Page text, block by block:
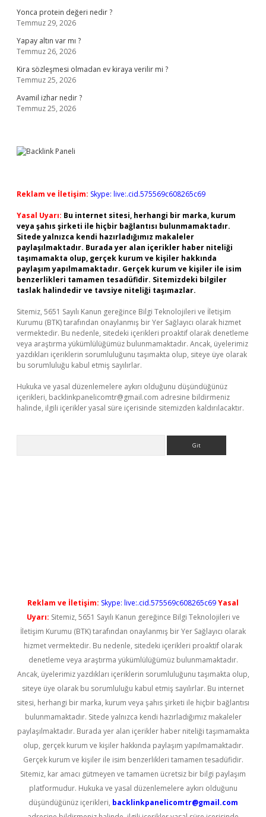
Yonca protein değeri nedir ?
Temmuz 29, 2026
Yapay altın var mı ?
Temmuz 26, 2026
Kira sözleşmesi olmadan ev kiraya verilir mi ?
Temmuz 25, 2026
Avamil izhar nedir ?
Temmuz 25, 2026
Reklam ve İletişim: Skype: live:.cid.575569c608265c69
Yasal Uyarı: Bu internet sitesi, herhangi bir marka, kurum
veya şahıs şirketi ile hiçbir bağlantısı bulunmamaktadır.
Sitede yalnızca kendi hazırladığımız makaleler
paylaşılmaktadır. Burada yer alan içerikler haber niteliği
taşımamakta olup, gerçek kurum ve kişiler hakkında
paylaşım yapılmamaktadır. Gerçek kurum ve kişiler ile isim
benzerlikleri tamamen tesadüfidir. Sitemizdeki bilgiler
taslak halindedir ve tavsiye niteliği taşımazlar.
Sitemiz, 5651 Sayılı Kanun gereğince Bilgi Teknolojileri ve İletişim
Kurumu (BTK) tarafından onaylanmış bir Yer Sağlayıcı olarak hizmet
vermektedir. Bu nedenle, sitedeki içerikleri proaktif olarak denetleme
veya araştırma yükümlülüğümüz bulunmamaktadır. Ancak, üyelerimiz
yazdıkları içeriklerin sorumluluğunu taşımakta olup, siteye üye olarak
bu sorumluluğu kabul etmiş sayılırlar.
Hukuka ve yasal düzenlemelere aykırı olduğunu düşündüğünüz
içerikleri, backlinkpanelicomtr@gmail.com adresine bildirmeniz
halinde, ilgili içerikler yasal süre içerisinde sitemizden kaldırılacaktır.
Reklam ve İletişim: Skype: live:.cid.575569c608265c69Yasal
Uyarı: Sitemiz, 5651 Sayılı Kanun gereğince Bilgi Teknolojileri ve
İletişim Kurumu (BTK) tarafından onaylanmış bir Yer Sağlayıcı olarak
hizmet vermektedir. Bu nedenle, sitedeki içerikleri proaktif olarak
denetleme veya araştırma yükümlülüğümüz bulunmamaktadır.
Ancak, üyelerimiz yazdıkları içeriklerin sorumluluğunu taşımakta olup,
siteye üye olarak bu sorumluluğu kabul etmiş sayılırlar. Bu internet
sitesi, herhangi bir marka, kurum veya şahıs şirketi ile hiçbir bağlantısı
bulunmamaktadır. Sitede yalnızca kendi hazırladığımız makaleler
paylaşılmaktadır. Burada yer alan içerikler haber niteliği taşımamakta
olup, gerçek kurum ve kişiler hakkında paylaşım yapılmamaktadır.
Gerçek kurum ve kişiler ile isim benzerlikleri tamamen tesadüfidir.
Sitemiz, kar amacı gütmeyen ve tamamen ücretsiz bir bilgi paylaşım
platformudur. Hukuka ve yasal düzenlemelere aykırı olduğunu
düşündüğünüz içerikleri, backlinkpanelicomtr@gmail.com